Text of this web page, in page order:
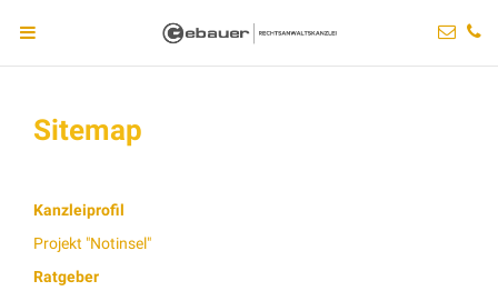
Sitemap
Kanzleiprofil
Projekt "Notinsel"
Ratgeber